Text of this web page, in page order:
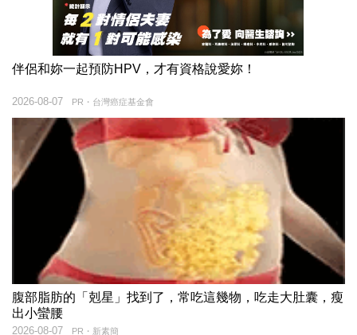
伴侶和妳一起預防HPV，才有資格說愛妳！
PR・台灣癌症基金會
2026-08-07
腹部脂肪的「剋星」找到了，常吃這幾物，吃走大肚囊，瘦
出小蠻腰
PR・新素簡
2026-08-07